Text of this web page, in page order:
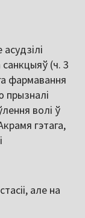
(ч. 3
фармавання
прызналі
волі ў
гэтага,
але на